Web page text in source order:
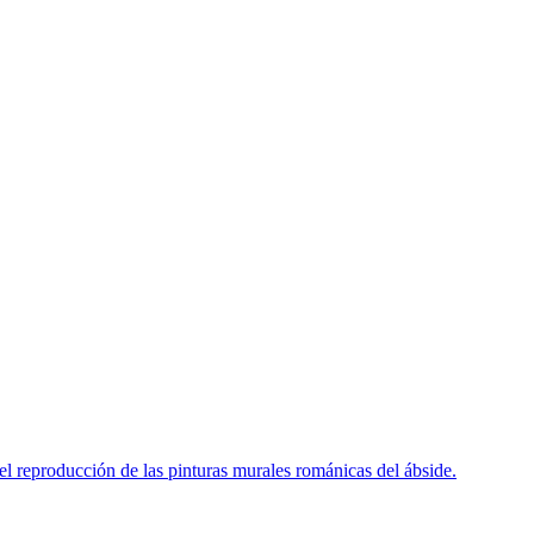
de las pinturas murales románicas del ábside.